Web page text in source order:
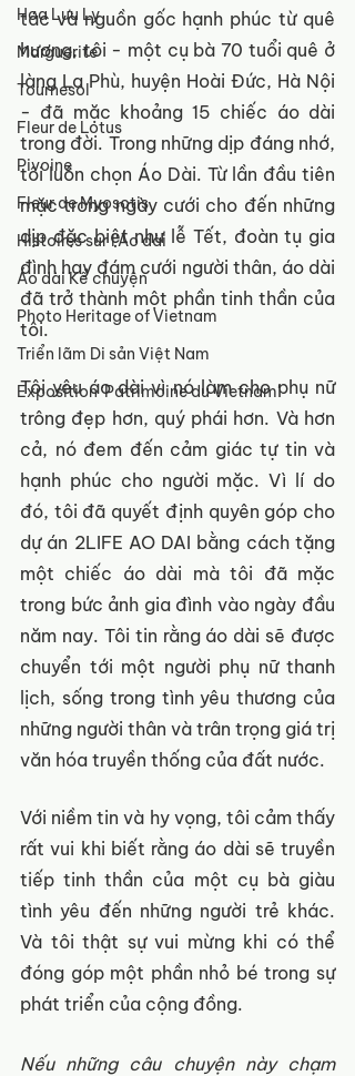
Hoa Lưu Ly
Marguerite
Tournesol
Fleur de Lotus
Pivoine
Fleur de Myosotis
Histoires sur l'Áo dài
Áo dài Kể chuyện
Photo Heritage of Vietnam
Triển lãm Di sản Việt Nam
Exposition 'Patrimoine du Vietnam'
tác và nguồn gốc hạnh phúc từ quê
hương, tôi - một cụ bà 70 tuổi quê ở
làng La Phù, huyện Hoài Đức, Hà Nội
- đã mặc khoảng 15 chiếc áo dài
trong đời. Trong những dịp đáng nhớ,
tôi luôn chọn Áo Dài. Từ lần đầu tiên
mặc trong ngày cưới cho đến những
dịp đặc biệt như lễ Tết, đoàn tụ gia
đình hay đám cưới người thân, áo dài
đã trở thành một phần tinh thần của
tôi.
Tôi yêu áo dài vì nó làm cho phụ nữ
trông đẹp hơn, quý phái hơn. Và hơn
cả, nó đem đến cảm giác tự tin và
hạnh phúc cho người mặc. Vì lí do
đó, tôi đã quyết định quyên góp cho
dự án 2LIFE AO DAI bằng cách tặng
một chiếc áo dài mà tôi đã mặc
trong bức ảnh gia đình vào ngày đầu
năm nay. Tôi tin rằng áo dài sẽ được
chuyển tới một người phụ nữ thanh
lịch, sống trong tình yêu thương của
những người thân và trân trọng giá trị
văn hóa truyền thống của đất nước.
Với niềm tin và hy vọng, tôi cảm thấy
rất vui khi biết rằng áo dài sẽ truyền
tiếp tinh thần của một cụ bà giàu
tình yêu đến những người trẻ khác.
Và tôi thật sự vui mừng khi có thể
đóng góp một phần nhỏ bé trong sự
phát triển của cộng đồng.
Nếu những câu chuyện này chạm